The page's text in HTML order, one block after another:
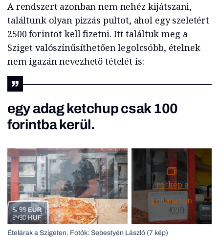
A rendszert azonban nem nehéz kijátszani,
találtunk olyan pizzás pultot, ahol egy szeletért
2500 forintot kell fizetni. Itt találtuk meg a
Sziget valószínűsíthetően legolcsóbb, ételnek
nem igazán nevezhető tételét is:
egy adag ketchup csak 100
forintba kerül.
+5kép a
galériában
Ételárak a Szigeten. Fotók: Sebestyén László (7 kép)